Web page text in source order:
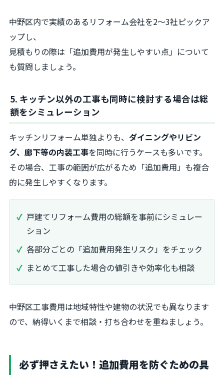
中野区内で実績のあるリフォーム会社を2～3社ピックア
ップし、
見積もりの際は「追加費用が発生しやすい点」について
も質問しましょう。
5. キッチン以外の工事も同時に検討する場合は総
額をシミュレーション
キッチンリフォーム単独よりも、 ダイニングやリビン
グ、廊下等の内装工事を同時に行うケースも多いです。
その場合、工事の範囲が広がるため「追加費用」も複合
的に発生しやすくなります。
戸建てリフォーム費用の総額を事前にシミュレー
ション
各部分ごとの「追加費用発生リスク」をチェック
まとめて工事した場合の値引きや効率化も相談
中野区工事費用は地域特性や建物の状況でも異なります
ので、納得いくまで相談・打ち合わせを重ねましょう。
必ず押さえたい！追加費用を防ぐための具